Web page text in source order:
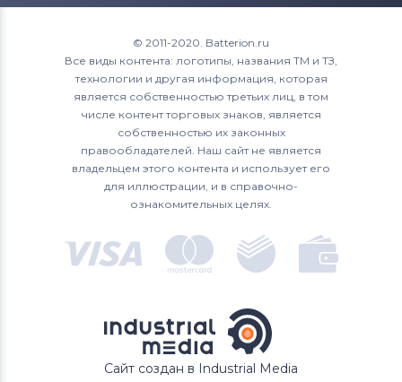
© 2011-2020. Batterion.ru
Все виды контента: логотипы, названия ТМ и ТЗ,
технологии и другая информация, которая
является собственностью третьих лиц, в том
числе контент торговых знаков, является
собственностью их законных
правообладателей. Наш сайт не является
владельцем этого контента и использует его
для иллюстрации, и в справочно-
ознакомительных целях.
Сайт создан в Industrial Media